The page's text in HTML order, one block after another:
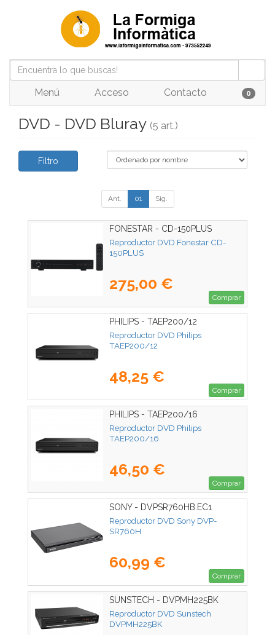
Menú Acceso Contacto 0
DVD - DVD Bluray (5 art.)
Filtro
Ant. 01 Sig.
FONESTAR - CD-150PLUS
Reproductor DVD Fonestar CD-
150PLUS
275,00 €
Comprar
PHILIPS - TAEP200/12
Reproductor DVD Philips
TAEP200/12
48,25 €
Comprar
PHILIPS - TAEP200/16
Reproductor DVD Philips
TAEP200/16
46,50 €
Comprar
SONY - DVPSR760HB.EC1
Reproductor DVD Sony DVP-
SR760H
60,99 €
Comprar
SUNSTECH - DVPMH225BK
Reproductor DVD Sunstech
DVPMH225BK